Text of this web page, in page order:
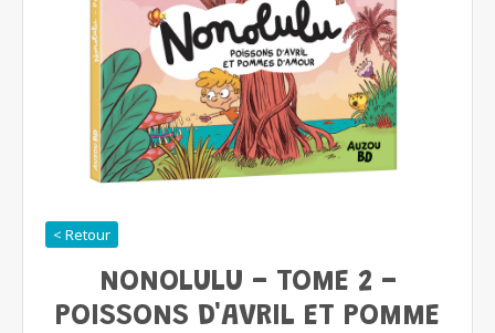
< Retour
NONOLULU - TOME 2 -
POISSONS D'AVRIL ET POMME